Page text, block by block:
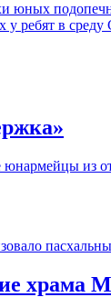
юных
ребят в
из
храма